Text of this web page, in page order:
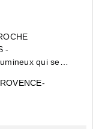
-
qui se
exposé Sud,